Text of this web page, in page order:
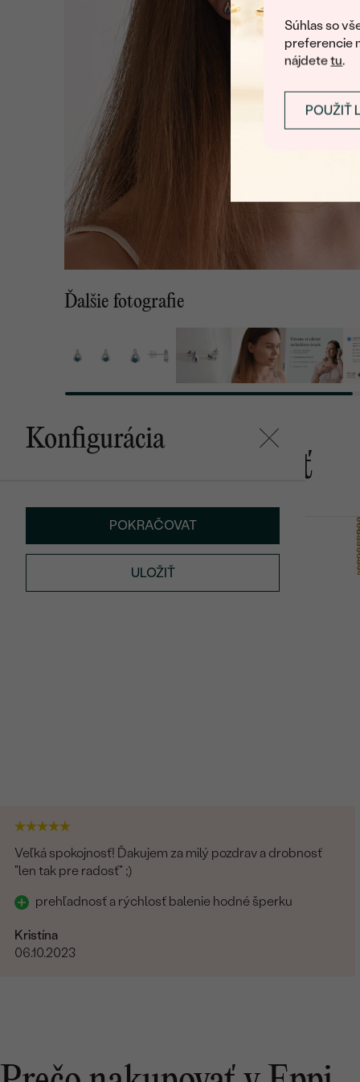
Súhlas so
preferencie
nájdetetu.
POUŽIŤ
Ďalšie fotografie
Konfigurácia
POKRAČOVAT
ULOŽIŤ
Mohlo by sa vám páčiť
od € 1 179
Veľká spokojnosť! Ďakujem za milý pozdrav a drobnosť
"len tak pre radosť" ;)
prehľadnosť a rýchlosť balenie hodné šperku
Kristína
06.10.2023